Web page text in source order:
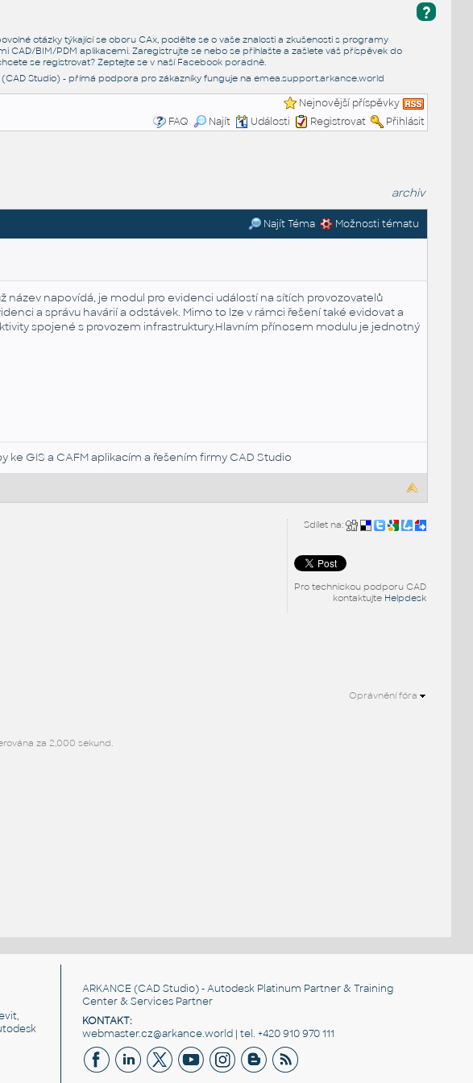
?
otázky týkající se oboru CAx, podělte se o vaše znalosti a zkušenosti s programy
CAD/BIM/PDM aplikacemi. Zaregistrujte se nebo se přihlašte a zašlete váš příspěvek do
se registrovat? Zeptejte se v naší Facebook poradně.
Studio) - přímá podpora pro zákazníky funguje na emea.support.arkance.world
Nejnovější příspěvky
FAQ
Najít Události Registrovat Přihlásit
archiv
Najít Téma Možnosti tématu
název napovídá, je modul pro evidenci událostí na sítích provozovatelů
a správu havárií a odstávek. Mimo to lze v rámci řešení také evidovat a
spojené s provozem infrastruktury.Hlavním přínosem modulu je jednotný
ke GIS a CAFM aplikacím a řešením firmy CAD Studio
Sdílet na:
Pro technickou podporu CAD
kontaktujte Helpdesk
Oprávnění fóra
za 2,000 sekund.
ARKANCE (CAD Studio) - Autodesk Platinum Partner & Training
Center & Services Partner
KONTAKT:
webmaster.cz@arkance.world | tel. +420 910 970 111